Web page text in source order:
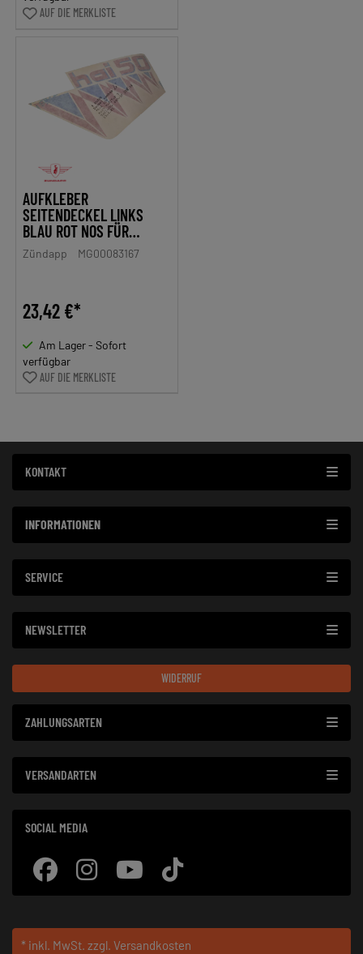
AUF DIE MERKLISTE
AUFKLEBER
SEITENDECKEL LINKS
BLAU ROT NOS FÜR
ZÜNDAPP HAI 50 MOPED
Zündapp MG00083167
23,42 €*
Am Lager - Sofort
verfügbar
AUF DIE MERKLISTE
KONTAKT
INFORMATIONEN
SERVICE
NEWSLETTER
WIDERRUF
ZAHLUNGSARTEN
VERSANDARTEN
SOCIAL MEDIA
* inkl. MwSt. zzgl. Versandkosten